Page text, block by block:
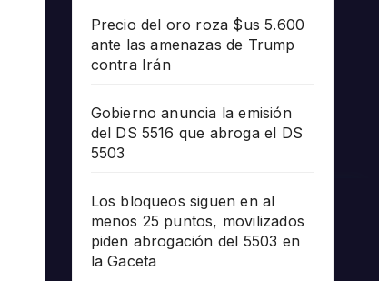
Precio del oro roza $us 5.600
ante las amenazas de Trump
contra Irán
Gobierno anuncia la emisión
del DS 5516 que abroga el DS
5503
Los bloqueos siguen en al
menos 25 puntos, movilizados
piden abrogación del 5503 en
la Gaceta